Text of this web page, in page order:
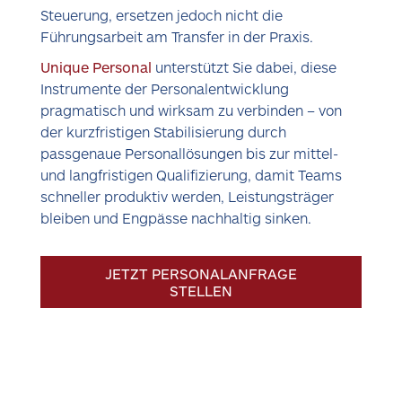
Steuerung, ersetzen jedoch nicht die
Führungsarbeit am Transfer in der Praxis.
Unique Personal unterstützt Sie dabei, diese
Instrumente der Personalentwicklung
pragmatisch und wirksam zu verbinden – von
der kurzfristigen Stabilisierung durch
passgenaue Personallösungen bis zur mittel-
und langfristigen Qualifizierung, damit Teams
schneller produktiv werden, Leistungsträger
bleiben und Engpässe nachhaltig sinken.
JETZT PERSONALANFRAGE
STELLEN